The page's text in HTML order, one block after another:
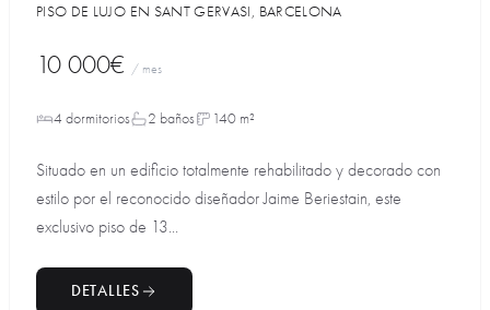
PISO DE LUJO EN SANT GERVASI, BARCELONA
10 000€ / mes
4 dormitorios 2 baños 140 m²
Situado en un edificio totalmente rehabilitado y decorado con
estilo por el reconocido diseñador Jaime Beriestain, este
exclusivo piso de 13...
DETALLES